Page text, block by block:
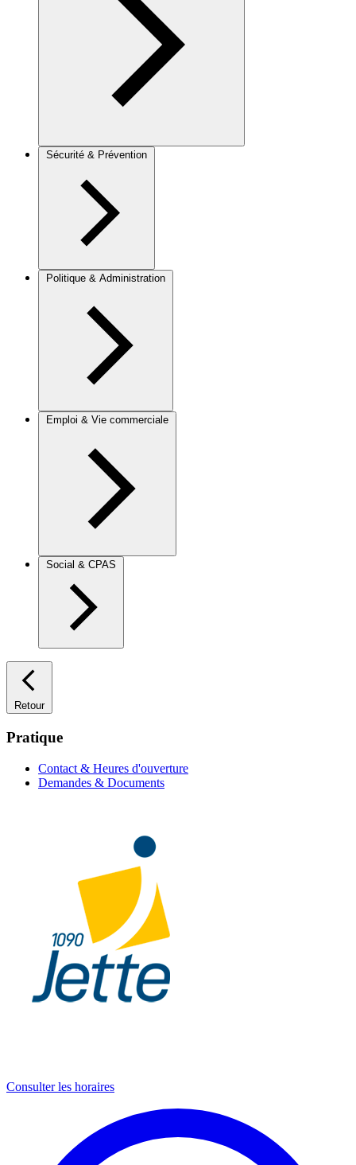
Sécurité & Prévention
Politique & Administration
Emploi & Vie commerciale
Social & CPAS
Retour
Pratique
Contact & Heures d'ouverture
Demandes & Documents
Consulter les horaires